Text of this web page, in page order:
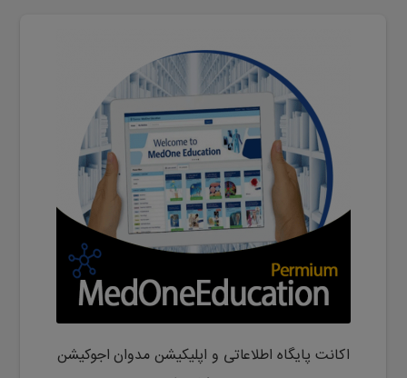
اکانت پایگاه اطلاعاتی و اپلیکیشن مدوان اجوکیشن
مختلفی
باشد.
گزینه
ها
است
صفحه
انتخاب